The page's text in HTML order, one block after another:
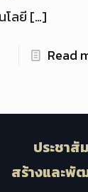
โลยี […]
Read
ประชา
สร้างและพั